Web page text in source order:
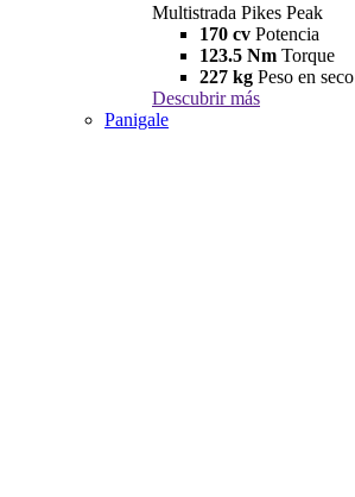
Multistrada Pikes Peak
170 cv Potencia
123.5 Nm Torque
227 kg Peso en seco
Descubrir más
Panigale